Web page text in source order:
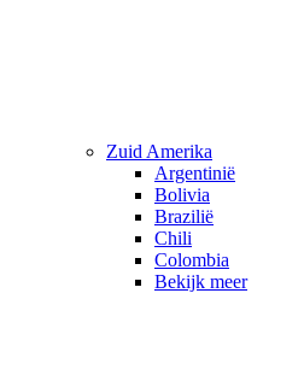
Zuid Amerika
Argentinië
Bolivia
Brazilië
Chili
Colombia
Bekijk meer